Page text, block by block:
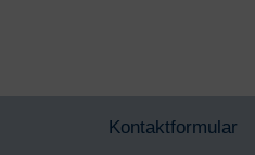
Kontaktformular